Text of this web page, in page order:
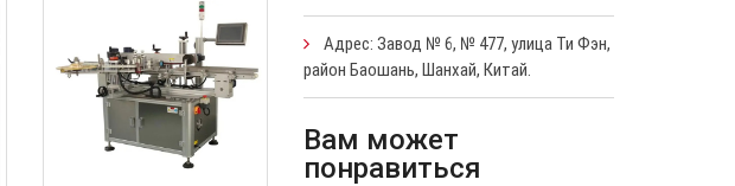
Адрес: Завод № 6, № 477, улица Ти Фэн,
район Баошань, Шанхай, Китай.
Вам может
понравиться